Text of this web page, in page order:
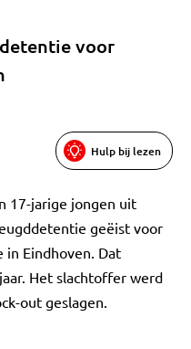
voor
Hulp bij lezen
17-jarige jongen uit
geëist voor
in Eindhoven. Dat
Het slachtoffer werd
out geslagen.